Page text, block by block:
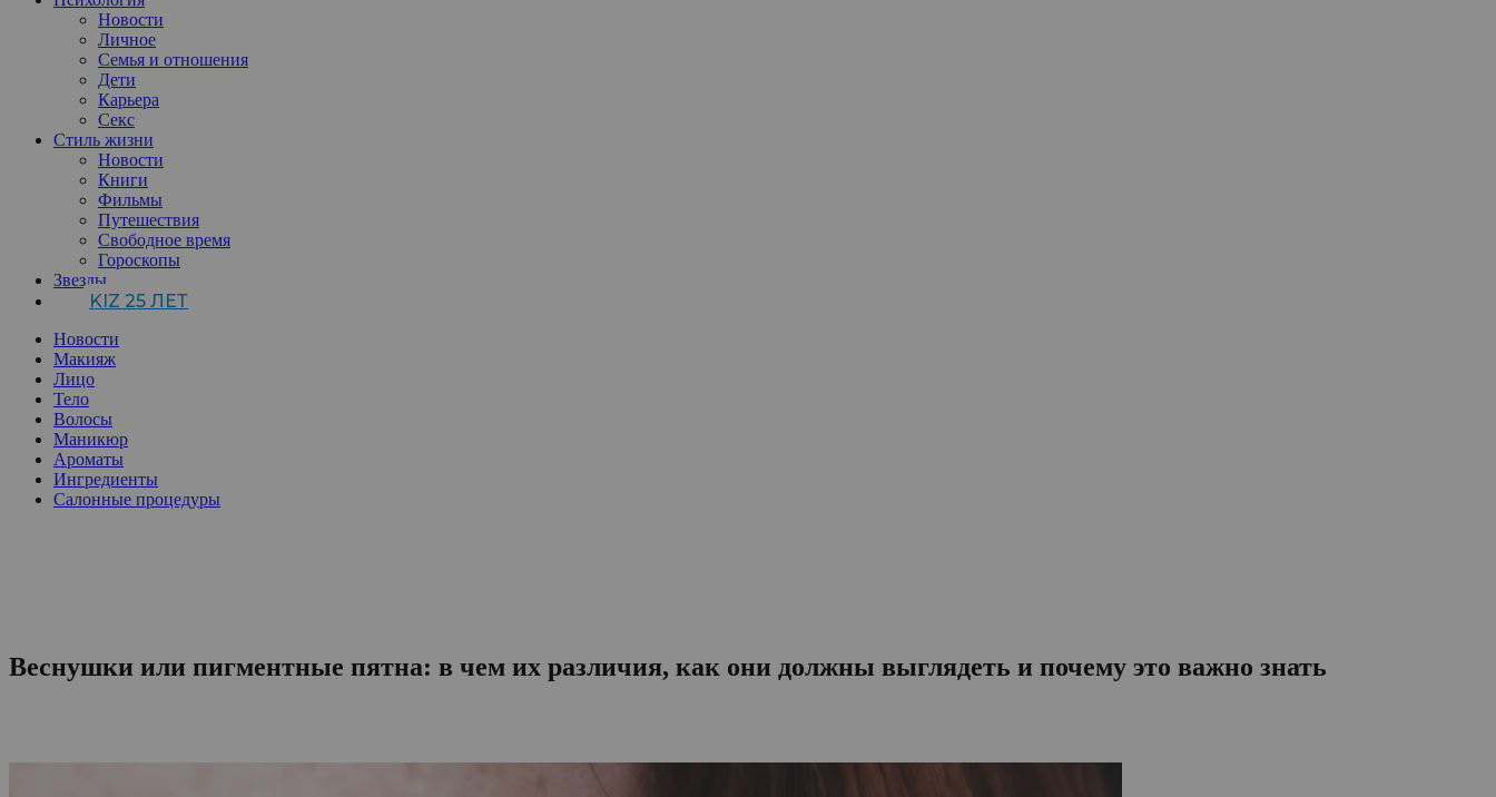
Новости
Личное
Семья и отношения
Дети
Карьера
Секс
Стиль жизни
Новости
Книги
Фильмы
Путешествия
Свободное время
Гороскопы
Звезды
KIZ 25 ЛЕТ
Новости
Макияж
Лицо
Тело
Волосы
Маникюр
Ароматы
Ингредиенты
Салонные процедуры
Веснушки или пигментные пятна: в чем их различия, как они должны выглядеть и почему это важно знать